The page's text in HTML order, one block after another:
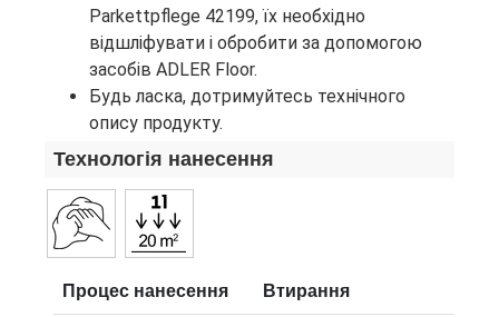
Parkettpflege 42199, їх необхідно
відшліфувати і обробити за допомогою
засобів ADLER Floor.
Будь ласка, дотримуйтесь технічного
опису продукту.
Технологія нанесення
Процес нанесення Втирання